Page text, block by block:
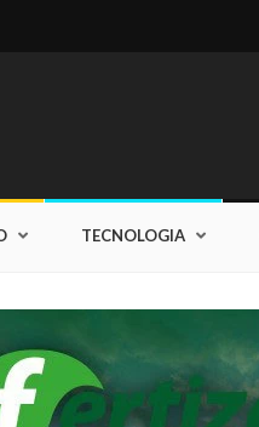
TECNOLOGIA